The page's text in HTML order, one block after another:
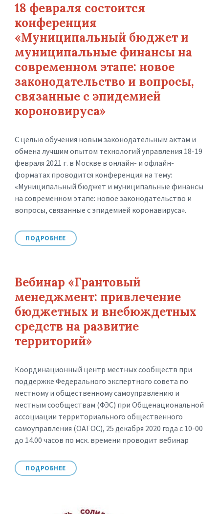
18 февраля состоится
конференция
«Муниципальный бюджет и
муниципальные финансы на
современном этапе: новое
законодательство и вопросы,
связанные с эпидемией
короновируса»
С целью обучения новым законодательным актам и
обмена лучшим опытом технологий управления 18-19
февраля 2021 г. в Москве в онлайн- и офлайн-
форматах проводится конференция на тему:
«Муниципальный бюджет и муниципальные финансы
на современном этапе: новое законодательство и
вопросы, связанные с эпидемией коронавируса».
ПОДРОБНЕЕ
Вебинар «Грантовый
менеджмент: привлечение
бюджетных и внебюждетных
средств на развитие
территорий»
Координационный центр местных сообществ при
поддержке Федерального экспертного совета по
местному и общественному самоуправлению и
местным сообществам (ФЭС) при Общенациональной
ассоциации территориального общественного
самоуправления (ОАТОС), 25 декабря 2020 года с 10-00
до 14.00 часов по мск. времени проводит вебинар
ПОДРОБНЕЕ